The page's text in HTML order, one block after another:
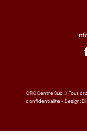
CRIC Centre Sud © Tous
confidentialité– Design: